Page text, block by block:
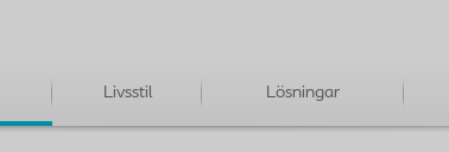
Livsstil Lösningar